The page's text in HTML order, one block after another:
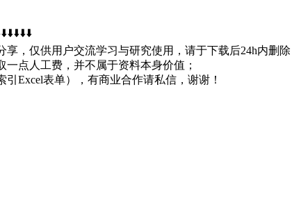
，仅供用户交流学习与研究使用，请于下载后24h内删
点人工费，并不属于资料本身价值；
Excel表单），有商业合作请私信，谢谢！